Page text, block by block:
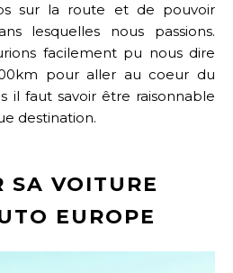
sur la route et de pouvoir
lesquelles nous passions.
facilement pu nousdire
pour aller au coeur du
il faut savoir être raisonnable
destination.
SA VOITURE
EUROPE